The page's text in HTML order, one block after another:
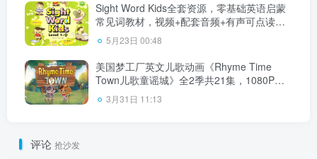
Sight Word Kids全套资源，零基础英语启蒙
常见词教材，视频+配套音频+有声可点读
PDF+作业纸，百度网盘下载！
5月23日 00:48
美国梦工厂英文儿歌动画《Rhyme Time
Town儿歌童谣城》全2季共21集，1080P高
清视频带中英文字幕，百度网盘下载！
3月31日 11:13
评论 抢沙发